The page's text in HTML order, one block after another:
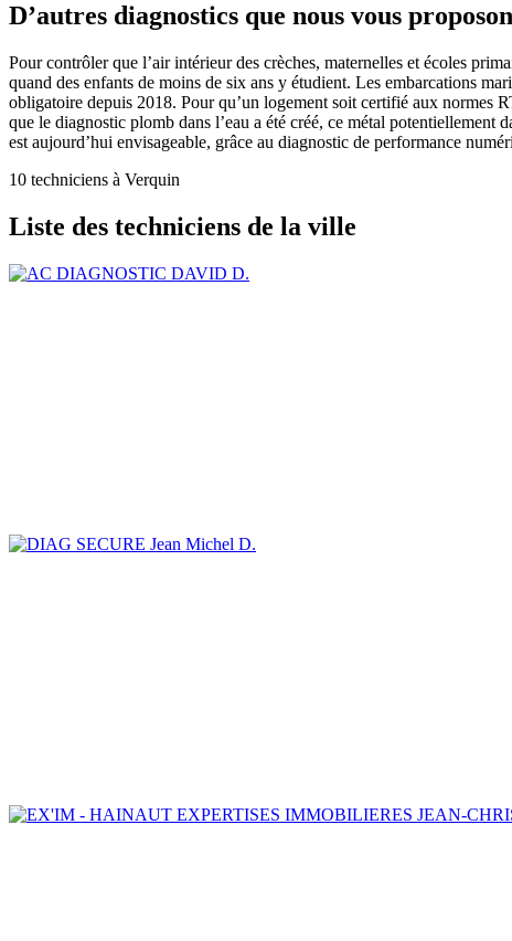
D’autres diagnostics que nous vous
Pour contrôler que l’air intérieur des crèches, maternelles et écoles
quand des enfants de moins de six ans y étudient. Les embarcations
obligatoire depuis 2018. Pour qu’un logement soit certifié aux normes
que le diagnostic plomb dans l’eau a été créé, ce métal potentiellement
est aujourd’hui envisageable, grâce au diagnostic de performance
10 techniciens à Verquin
Liste des techniciens de la ville
DAVID D.
Jean Michel D.
JEAN-